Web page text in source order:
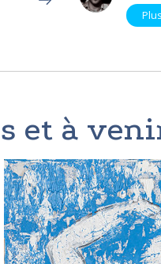
Plus
et à